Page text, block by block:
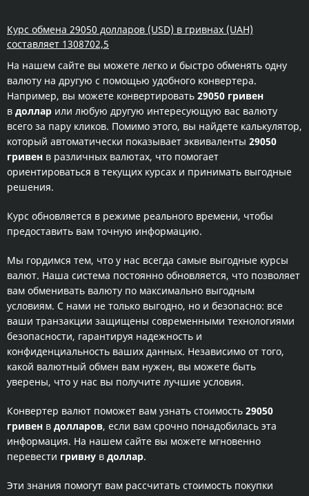
Курс обмена 29050 долларов (USD) в гривнах (UAH)
составляет 1308702,5
На нашем сайте вы можете легко и быстро обменять одну
валюту на другую с помощью удобного конвертера.
Например, вы можете конвертировать 29050 гривен
в доллар или любую другую интересующую вас валюту
всего за пару кликов. Помимо этого, вы найдете калькулятор,
который автоматически показывает эквиваленты 29050
гривен в различных валютах, что помогает
ориентироваться в текущих курсах и принимать выгодные
решения.
Курс обновляется в режиме реального времени, чтобы
предоставить вам точную информацию.
Мы гордимся тем, что у нас всегда самые выгодные курсы
валют. Наша система постоянно обновляется, что позволяет
вам обменивать валюту по максимально выгодным
условиям. С нами не только выгодно, но и безопасно: все
ваши транзакции защищены современными технологиями
безопасности, гарантируя надежность и
конфиденциальность ваших данных. Независимо от того,
какой валютный обмен вам нужен, вы можете быть
уверены, что у нас вы получите лучшие условия.
Конвертер валют поможет вам узнать стоимость 29050
гривен в долларов, если вам срочно понадобилась эта
информация. На нашем сайте вы можете мгновенно
перевести гривну в доллар.
Эти знания помогут вам рассчитать стоимость покупки